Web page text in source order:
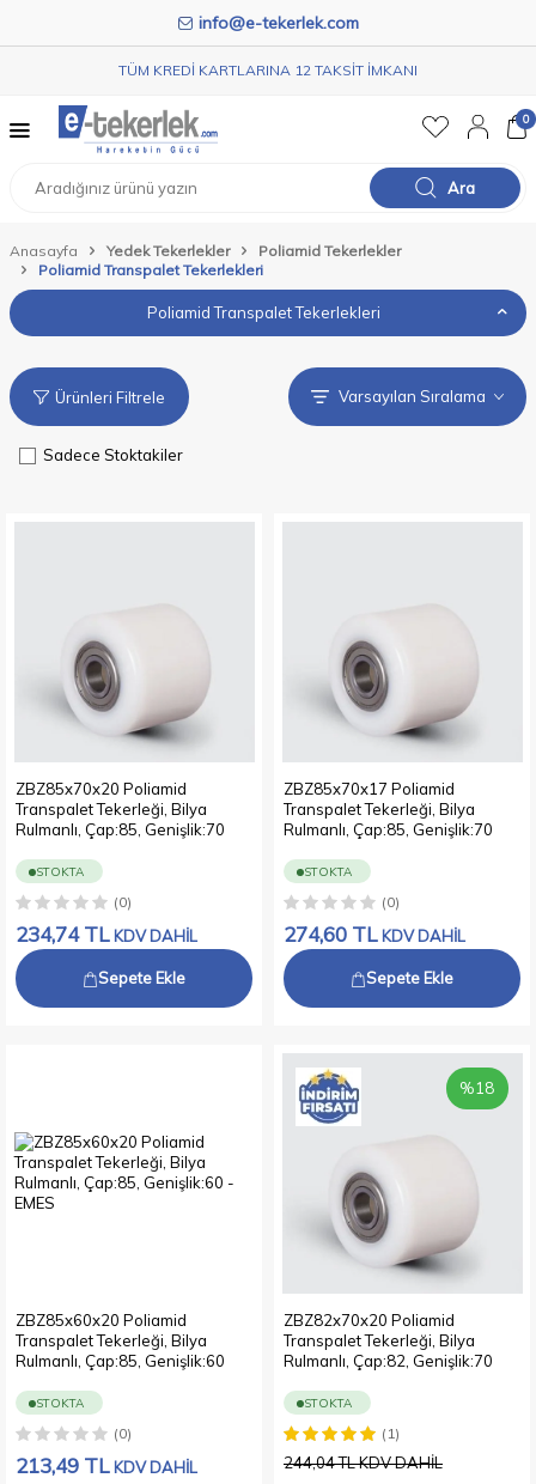
info@e-tekerlek.com
TÜM KREDİ KARTLARINA 12 TAKSİT İMKANI
Ara
0
Anasayfa Yedek Tekerlekler
Poliamid Tekerlekler
Poliamid Transpalet Tekerlekleri
Poliamid Transpalet Tekerlekleri
Ürünleri Filtrele
Sadece Stoktakiler
ZBZ85x70x20 Poliamid
Transpalet Tekerleği, Bilya
Rulmanlı, Çap:85, Genişlik:70
STOKTA
(0)
234,74TL KDV DAHİL
Sepete Ekle
ZBZ85x70x17 Poliamid
Transpalet Tekerleği, Bilya
Rulmanlı, Çap:85, Genişlik:70
STOKTA
(0)
274,60 TL KDV DAHİL
Sepete Ekle
ZBZ85x60x20 Poliamid
Transpalet Tekerleği, Bilya
Rulmanlı, Çap:85, Genişlik:60
STOKTA
(0)
213,49 TL KDV DAHİL
%18
ZBZ82x70x20 Poliamid
Transpalet Tekerleği, Bilya
Rulmanlı, Çap:82, Genişlik:70
STOKTA
(1)
244,04TLKDV DAHİL